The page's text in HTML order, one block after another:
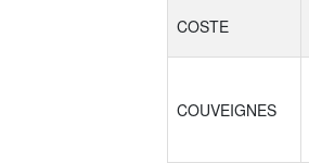
COSTE
COUVEIGNES